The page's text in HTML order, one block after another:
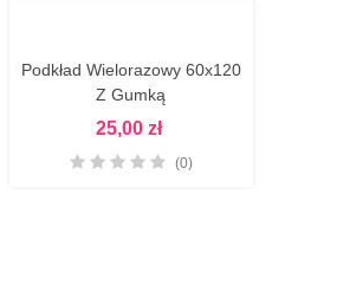
Zobacz Więcej
Podkład Wielorazowy 60x120
Z Gumką
25,00 zł
(0)